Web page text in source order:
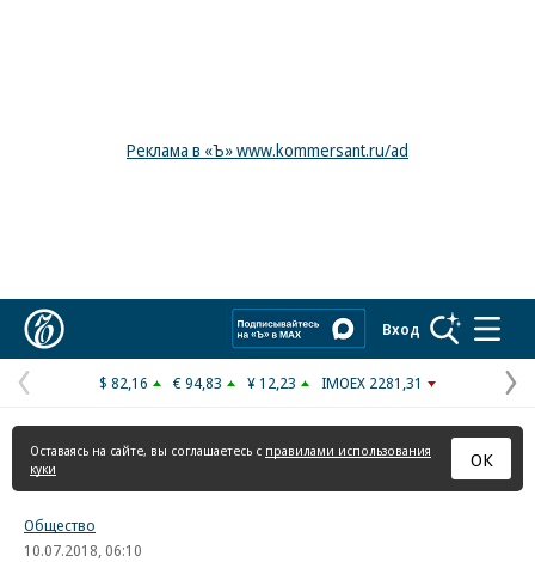
Реклама в «Ъ» www.kommersant.ru/ad
Вход
Предыдущая
страница
$ 82,16 € 94,83 ¥ 12,23 IMOEX 2281,31
Оставаясь на сайте, вы соглашаетесь с правилами использования
куки
ОК
Общество
10.07.2018, 06:10